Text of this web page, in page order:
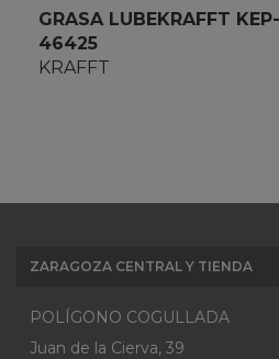
GRASA LUBEKRAFFT
46425
KRAFFT
ZARAGOZA CENTRAL Y TIENDA
POLÍGONO COGULLADA
Juan de la Cierva, 39